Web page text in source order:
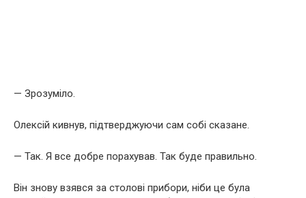
— Зрозуміло.
Олексій кивнув, підтверджуючи сам собі сказане.
— Так. Я все добре порахував. Так буде правильно.
Він знову взявся за столові прибори, ніби це була